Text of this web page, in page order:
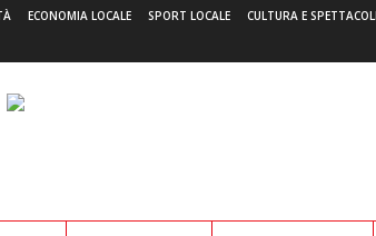
ECONOMIA LOCALE SPORT LOCALE CULTURA E SPETTACOLI